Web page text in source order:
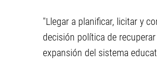
"Llegar a planificar, licitar y
decisión política de
expansión del sistema